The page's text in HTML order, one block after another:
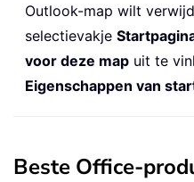
Outlook-map wilt
selectievakje
voor deze map uit te
Eigenschappen van
Beste Office-